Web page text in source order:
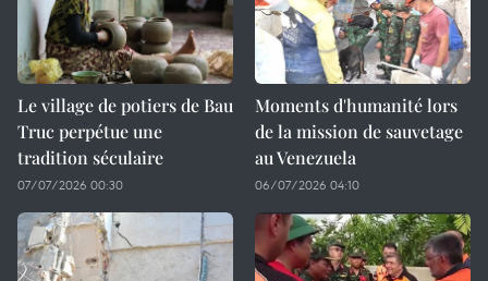
Le village de potiers de Bau
Truc perpétue une
tradition séculaire
07/07/2026 00:30
Moments d'humanité lors
de la mission de sauvetage
au Venezuela
06/07/2026 04:10